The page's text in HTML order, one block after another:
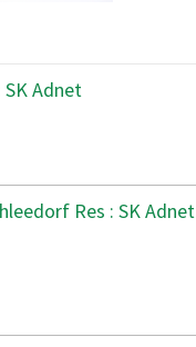
SK Adnet
Res : SK Adnet